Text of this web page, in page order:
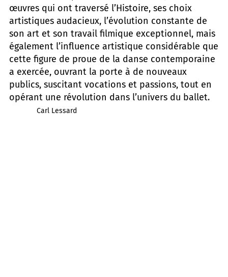
œuvres qui ont traversé l’Histoire, ses choix
artistiques audacieux, l’évolution constante de
son art et son travail filmique exceptionnel, mais
également l’influence artistique considérable que
cette figure de proue de la danse contemporaine
a exercée, ouvrant la porte à de nouveaux
publics, suscitant vocations et passions, tout en
opérant une révolution dans l’univers du ballet.
Carl Lessard